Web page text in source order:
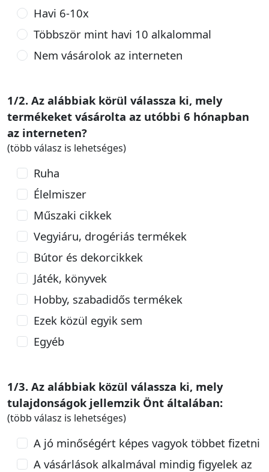
Havi 6-10x
Többször mint havi 10 alkalommal
Nem vásárolok az interneten
1/2. Az alábbiak körül válassza ki, mely
termékeket vásárolta az utóbbi 6 hónapban
az interneten?
(több válasz is lehetséges)
Ruha
Élelmiszer
Műszaki cikkek
Vegyiáru, drogériás termékek
Bútor és dekorcikkek
Játék, könyvek
Hobby, szabadidős termékek
Ezek közül egyik sem
Egyéb
1/3. Az alábbiak közül válassza ki, mely
tulajdonságok jellemzik Önt általában:
(több válasz is lehetséges)
A jó minőségért képes vagyok többet fizetni
A vásárlások alkalmával mindig figyelek az